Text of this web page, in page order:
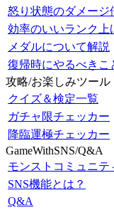
怒り状態のダメージ
効率のいいランク上
メダルについて解説
復帰時にやるべきこ
攻略/お楽しみツール
クイズ＆検定一覧
ガチャ限チェッカー
降臨運極チェッカー
GameWithSNS/Q&A
モンストコミュニテ
SNS機能とは？
Q&A